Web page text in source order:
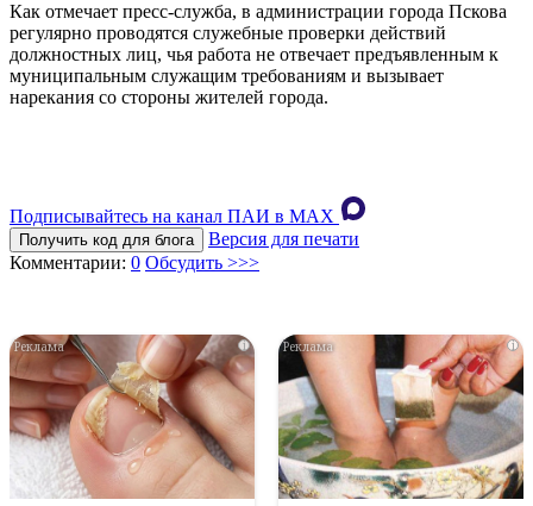
Как отмечает пресс-служба, в администрации города Пскова
регулярно проводятся служебные проверки действий
должностных лиц, чья работа не отвечает предъявленным к
муниципальным служащим требованиям и вызывает
нарекания со стороны жителей города.
Подписывайтесь на канал ПАИ в MAХ
Получить код для блога
Версия для печати
Комментарии: 0 Обсудить >>>
i i